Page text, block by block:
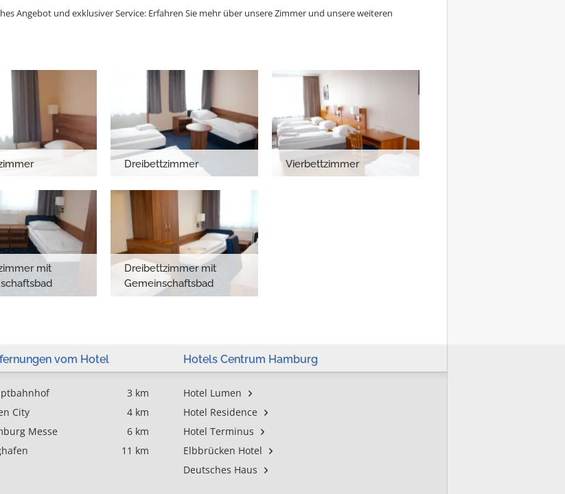
Angebot und exklusiver Service: Erfahren Sie mehr über unsere Zimmer und unsere weiteren
Dreibettzimmer Vierbettzimmer
mit
Dreibettzimmer mit
Gemeinschaftsbad
vom Hotel
3 km
City
4 km
Messe
6 km
11 km
Hotels Centrum Hamburg
Hotel Lumen
Hotel Residence
Hotel Terminus
Elbbrücken Hotel
Deutsches Haus